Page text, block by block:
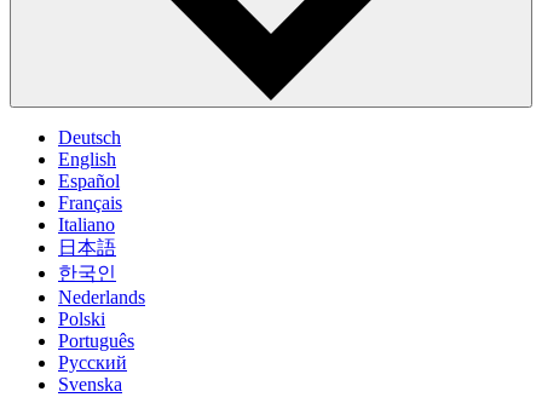
Deutsch
English
Español
Français
Italiano
日本語
한국인
Nederlands
Polski
Português
Pусский
Svenska